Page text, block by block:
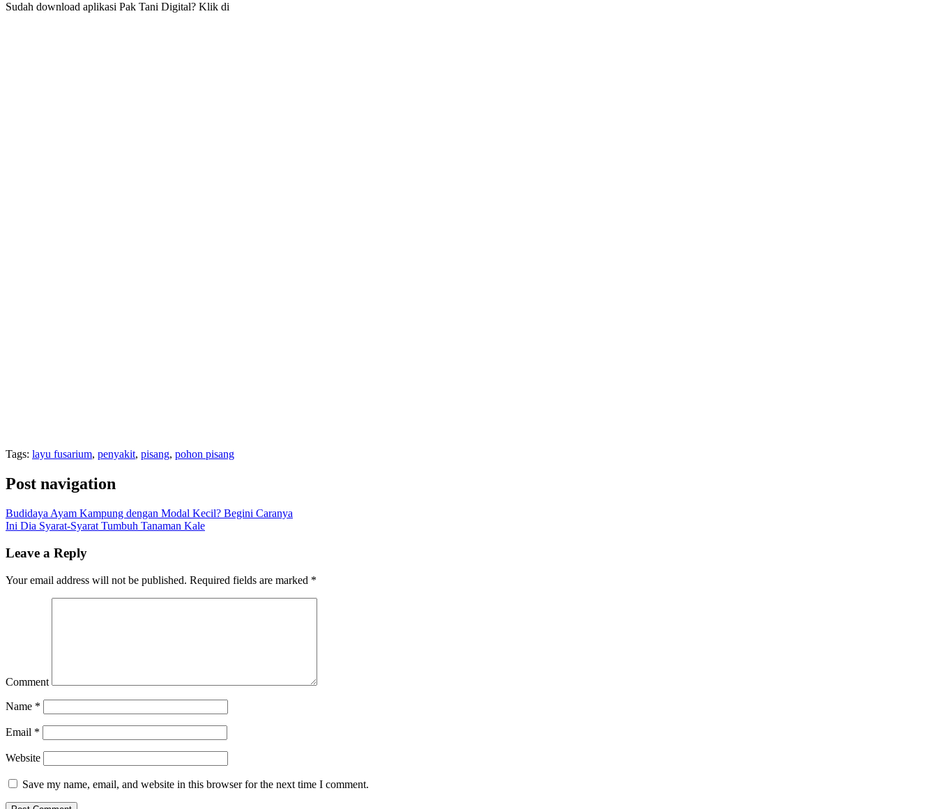
Sudah download aplikasi Pak Tani Digital? Klik di
Tags: layu fusarium, penyakit, pisang, pohon pisang
Post navigation
Budidaya Ayam Kampung dengan Modal Kecil? Begini Caranya
Ini Dia Syarat-Syarat Tumbuh Tanaman Kale
Leave a Reply
Your email address will not be published. Required fields are marked *
Comment
Name *
Email *
Website
Save my name, email, and website in this browser for the next time I comment.